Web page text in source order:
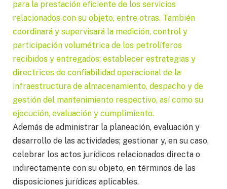
para la prestación eficiente de los servicios
relacionados con su objeto, entre otras. También
coordinará y supervisará la medición, control y
participación volumétrica de los petrolíferos
recibidos y entregados; establecer estrategias y
directrices de confiabilidad operacional de la
infraestructura de almacenamiento, despacho y de
gestión del mantenimiento respectivo, así como su
ejecución, evaluación y cumplimiento.
Además de administrar la planeación, evaluación y
desarrollo de las actividades; gestionar y, en su caso,
celebrar los actos jurídicos relacionados directa o
indirectamente con su objeto, en términos de las
disposiciones jurídicas aplicables.